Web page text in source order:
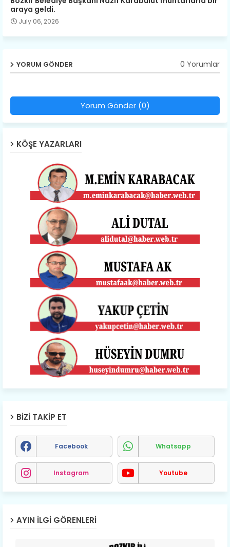
araya geldi.
July 06, 2026
YORUM GÖNDER 0 Yorumlar
Yorum Gönder (0)
KÖŞE YAZARLARI
BIZI TAKIP ET
Facebook Whatsapp
Instagram Youtube
AYIN İLGI GÖRENLERI